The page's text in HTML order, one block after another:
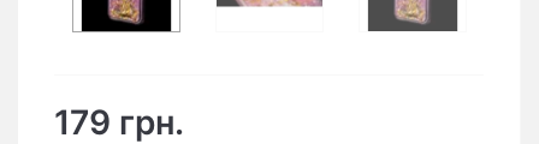
179 грн.